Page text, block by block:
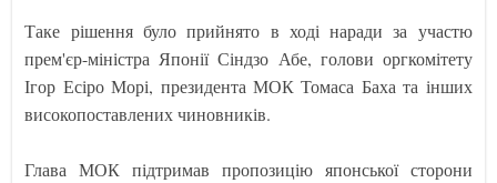
Таке рішення було прийнято в ході наради за участю
прем'єр-міністра Японії Сіндзо Абе, голови оргкомітету
Ігор Есіро Морі, президента МОК Томаса Баха та інших
високопоставлених чиновників.
Глава МОК підтримав пропозицію японської сторони